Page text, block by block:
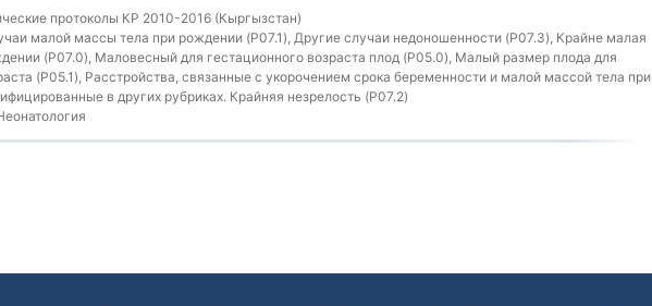
протоколы КР 2010-2016 (Кыргызстан)
малой массы тела при рождении (P07.1), Другие случаи недоношенности (P07.3), Крайне малая
(P07.0), Маловесный для гестационного возраста плод (P05.0), Малый размер плода для
(P05.1), Расстройства, связанные с укорочением срока беременности и малой массой тела при
в других рубриках. Крайняя незрелость (P07.2)